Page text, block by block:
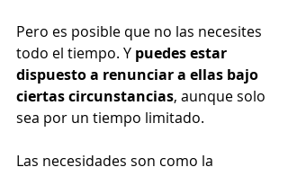
Pero es posible que no las necesites
todo el tiempo. Y puedes estar
dispuesto a renunciar a ellas bajo
ciertas circunstancias, aunque solo
sea por un tiempo limitado.
Las necesidades son como la